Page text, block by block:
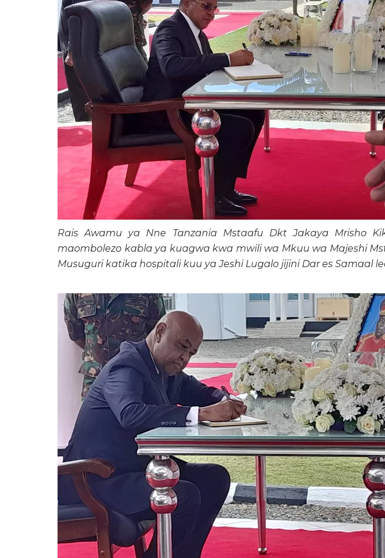
Rais Awamu ya Nne Tanzania Mstaafu Dkt Jakaya Mrisho
maombolezo kabla ya kuagwa kwa mwili wa Mkuu wa Majeshi
Musuguri katika hospitali kuu ya Jeshi Lugalo jijini Dar es Samaal